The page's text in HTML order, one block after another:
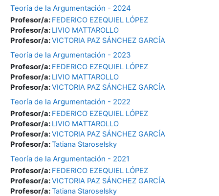
Teoría de la Argumentación - 2024
Profesor/a: FEDERICO EZEQUIEL LÓPEZ
Profesor/a: LIVIO MATTAROLLO
Profesor/a:VICTORIA PAZ SÁNCHEZ GARCÍA
Teoría de la Argumentación - 2023
Profesor/a: FEDERICO EZEQUIEL LÓPEZ
Profesor/a: LIVIO MATTAROLLO
Profesor/a:VICTORIA PAZ SÁNCHEZ GARCÍA
Teoría de la Argumentación - 2022
Profesor/a: FEDERICO EZEQUIEL LÓPEZ
Profesor/a: LIVIO MATTAROLLO
Profesor/a:VICTORIA PAZ SÁNCHEZ GARCÍA
Profesor/a:Tatiana Staroselsky
Teoría de la Argumentación - 2021
Profesor/a: FEDERICO EZEQUIEL LÓPEZ
Profesor/a:VICTORIA PAZ SÁNCHEZ GARCÍA
Profesor/a:Tatiana Staroselsky